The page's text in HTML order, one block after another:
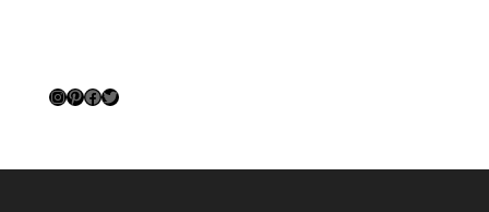
Instagram
Pinterest
Facebook
Twitter